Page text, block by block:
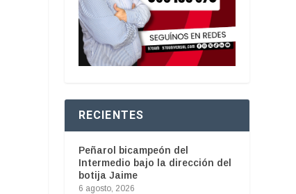
RECIENTES
Peñarol bicampeón del
Intermedio bajo la dirección del
botija Jaime
6 agosto, 2026